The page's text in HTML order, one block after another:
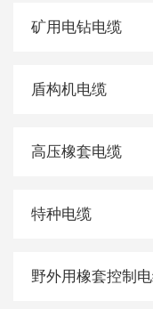
矿用电钻电缆
盾构机电缆
高压橡套电缆
特种电缆
野外用橡套控制